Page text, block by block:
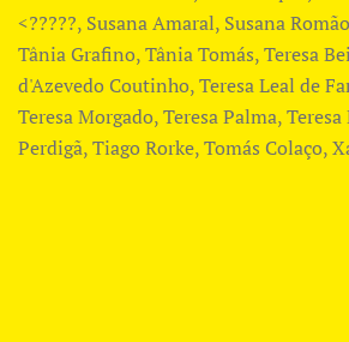
<?????, Susana Amaral, Susana
Tânia Grafino, Tânia Tomás, Teresa
d'Azevedo Coutinho, Teresa Leal de
Teresa Morgado, Teresa Palma, Teresa
Perdigã, Tiago Rorke, Tomás Colaço,